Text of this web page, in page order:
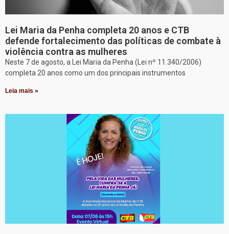
Lei Maria da Penha completa 20 anos e CTB
defende fortalecimento das políticas de combate à
violência contra as mulheres
Neste 7 de agosto, a Lei Maria da Penha (Lei nº 11.340/2006)
completa 20 anos como um dos principais instrumentos
Leia mais »